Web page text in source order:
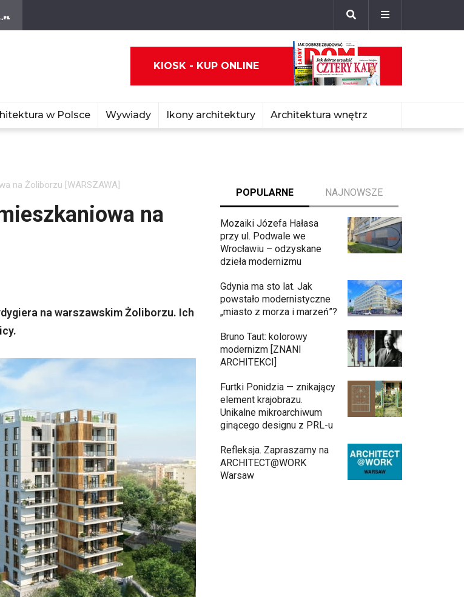
KIOSK - KUP ONLINE
w Polsce Wywiady Ikony architektury Architektura wnętrz
na Żoliborzu [WARSZAWA]
na
na warszawskim Żoliborzu. Ich
POPULARNE NAJNOWSZE
Mozaiki Józefa Hałasa
przy ul. Podwale we
Wrocławiu – odzyskane
dzieła modernizmu
Gdynia ma sto lat. Jak
powstało modernistyczne
„miasto z morza i marzeń”?
Bruno Taut: kolorowy
modernizm [ZNANI
ARCHITEKCI]
Furtki Ponidzia — znikający
element krajobrazu.
Unikalne mikroarchiwum
ginącego designu z PRL-u
Refleksja. Zapraszamy na
ARCHITECT@WORK
Warsaw